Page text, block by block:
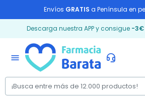
Envíos GRATIS a Península en
Descarga nuestra APP y consigue -3€
menu